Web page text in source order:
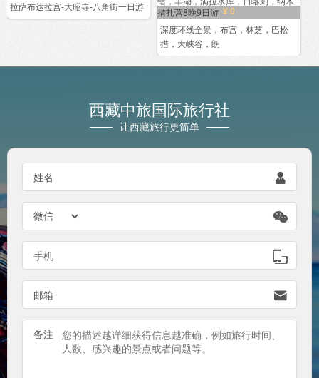
拉萨布达拉宫-大昭寺-八角街一日游
¥ 0
深度环线全景，布宫，林芝，巴松
措，大峡谷，朗
西藏中旅国际旅行社
让西藏旅行更简单
姓名 

手机 
邮箱 
备注